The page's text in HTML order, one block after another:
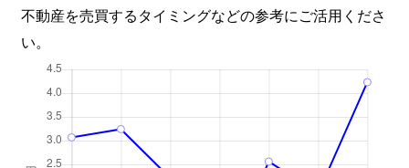
不動産を売買するタイミングなどの参考にご活用くださ
い。